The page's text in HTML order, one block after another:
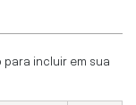
incluir em sua